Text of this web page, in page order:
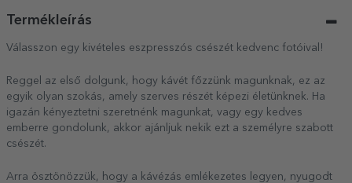
Termékleírás
Válasszon egy kivételes eszpresszós csészét kedvenc fotóival!
Reggel az első dolgunk, hogy kávét főzzünk magunknak, ez az
egyik olyan szokás, amely szerves részét képezi életünknek. Ha
igazán kényeztetni szeretnénk magunkat, vagy egy kedves
emberre gondolunk, akkor ajánljuk nekik ezt a személyre szabott
csészét.
Arra ösztönözzük, hogy a kávézás emlékezetes legyen, nyugodt